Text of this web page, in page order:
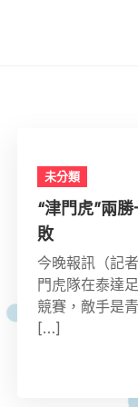
未分類
“津門虎”兩
敗
今晚報訊（記
門虎隊在泰達
競賽，敵手是
[…]